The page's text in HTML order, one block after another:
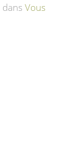
dans Vous